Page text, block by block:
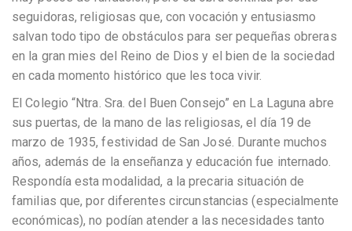
seguidoras, religiosas que, con vocación y entusiasmo
salvan todo tipo de obstáculos para ser pequeñas obreras
en la gran mies del Reino de Dios y el bien de la sociedad
en cada momento histórico que les toca vivir.
El Colegio “Ntra. Sra. del Buen Consejo” en La Laguna abre
sus puertas, de la mano de las religiosas, el día 19 de
marzo de 1935, festividad de San José. Durante muchos
años, además de la enseñanza y educación fue internado.
Respondía esta modalidad, a la precaria situación de
familias que, por diferentes circunstancias (especialmente
económicas), no podían atender a las necesidades tanto